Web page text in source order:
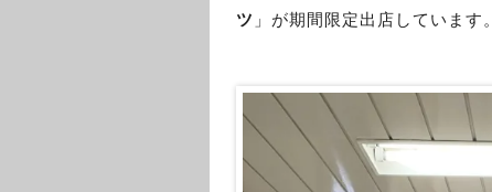
ツ 」が期間限定出店しています。